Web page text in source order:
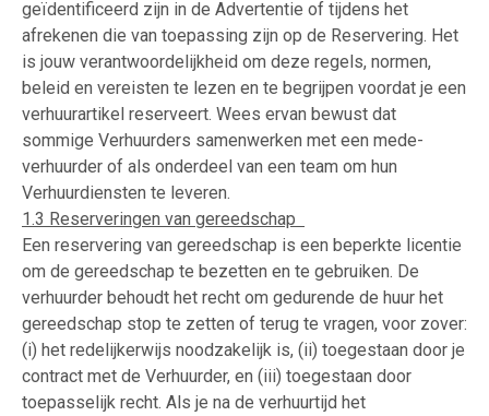
geïdentificeerd zijn in de Advertentie of tijdens het
afrekenen die van toepassing zijn op de Reservering. Het
is jouw verantwoordelijkheid om deze regels, normen,
beleid en vereisten te lezen en te begrijpen voordat je een
verhuurartikel reserveert. Wees ervan bewust dat
sommige Verhuurders samenwerken met een mede-
verhuurder of als onderdeel van een team om hun
Verhuurdiensten te leveren.
1.3 Reserveringen van gereedschap
Een reservering van gereedschap is een beperkte licentie
om de gereedschap te bezetten en te gebruiken. De
verhuurder behoudt het recht om gedurende de huur het
gereedschap stop te zetten of terug te vragen, voor zover:
(i) het redelijkerwijs noodzakelijk is, (ii) toegestaan door je
contract met de Verhuurder, en (iii) toegestaan door
toepasselijk recht. Als je na de verhuurtijd het